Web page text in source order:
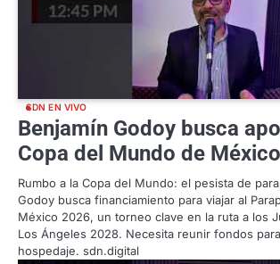
SDN EN VIVO
Benjamín Godoy busca
Copa del Mundo de México
Rumbo a la Copa del Mundo: el pesista de
Godoy busca financiamiento para viajar al
México 2026, un torneo clave en la ruta a los
Los Ángeles 2028. Necesita reunir fondos
hospedaje. sdn.digital